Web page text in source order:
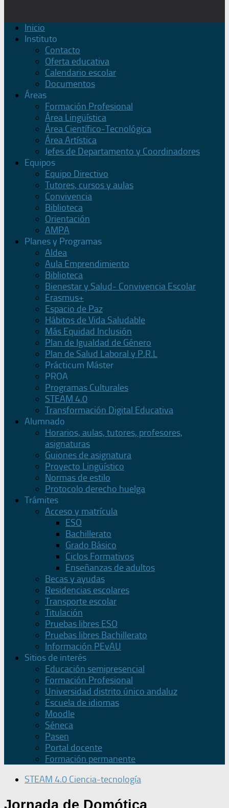
Inicio
Instituto
Contacto
Oferta educativa
Calendario escolar
Documentos
Áreas
Formación Profesional
Área Lingüística
Área Científico-Tecnológica
Área Artística
Jefes de Departamento y Coordinadores
Equipos
Equipo Directivo
Tutores, cursos y aulas
Convivencia
Biblioteca
Orientación
AMPA
Planes y Programas
Aldea
Aula Emprendimiento
Biblioteca
Bienestar y Salud- Convivencia Escolar
Erasmus+
Espacio de Paz
Hábitos de Vida Saludable
Más Equidad Inclusión
Plan de Igualdad de Género
Plan de Salud Laboral y P.R.L
Prácticum Máster
PROA
Programas Culturales
STEAM 4.0
Transformación Digital Educativa
Alumnado
Horarios, aulas, tutores, profesores,
asignaturas
Guiones de asignatura
Proyecto Lingüístico
Normas de estilo
Protocolo derecho huelga
Trámites
Acceso y matrícula
ESO
Bachillerato
Grado Básico
Ciclos Formativos
Enseñanzas de adultos
Becas y ayudas
Residencias escolares
Transporte escolar
Titulación
Pruebas libres ESO
Pruebas libres Bachillerato
Información PEvAU
Sitios de interés
Educación semipresencial
Formación Profesional
Universidad distrito único andaluz
Escuela de idiomas
Moodle
Séneca
Pasen
Portal docente
Formación permanente
STEAM 4.0 Ciencia-tecnología
Jornada de Domótica